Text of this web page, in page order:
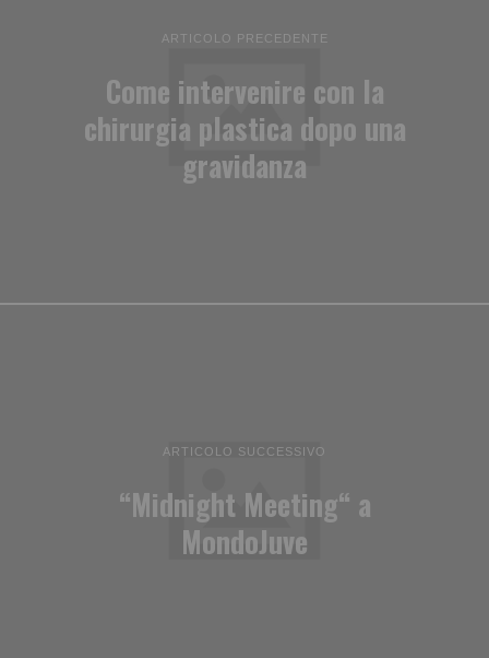
ARTICOLO PRECEDENTE
Come intervenire con la
chirurgia plastica dopo una
gravidanza
ARTICOLO SUCCESSIVO
“Midnight Meeting“ a
MondoJuve